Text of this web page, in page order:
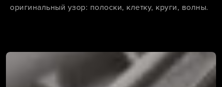
оригинальный узор: полоски, клетку, круги, волны.